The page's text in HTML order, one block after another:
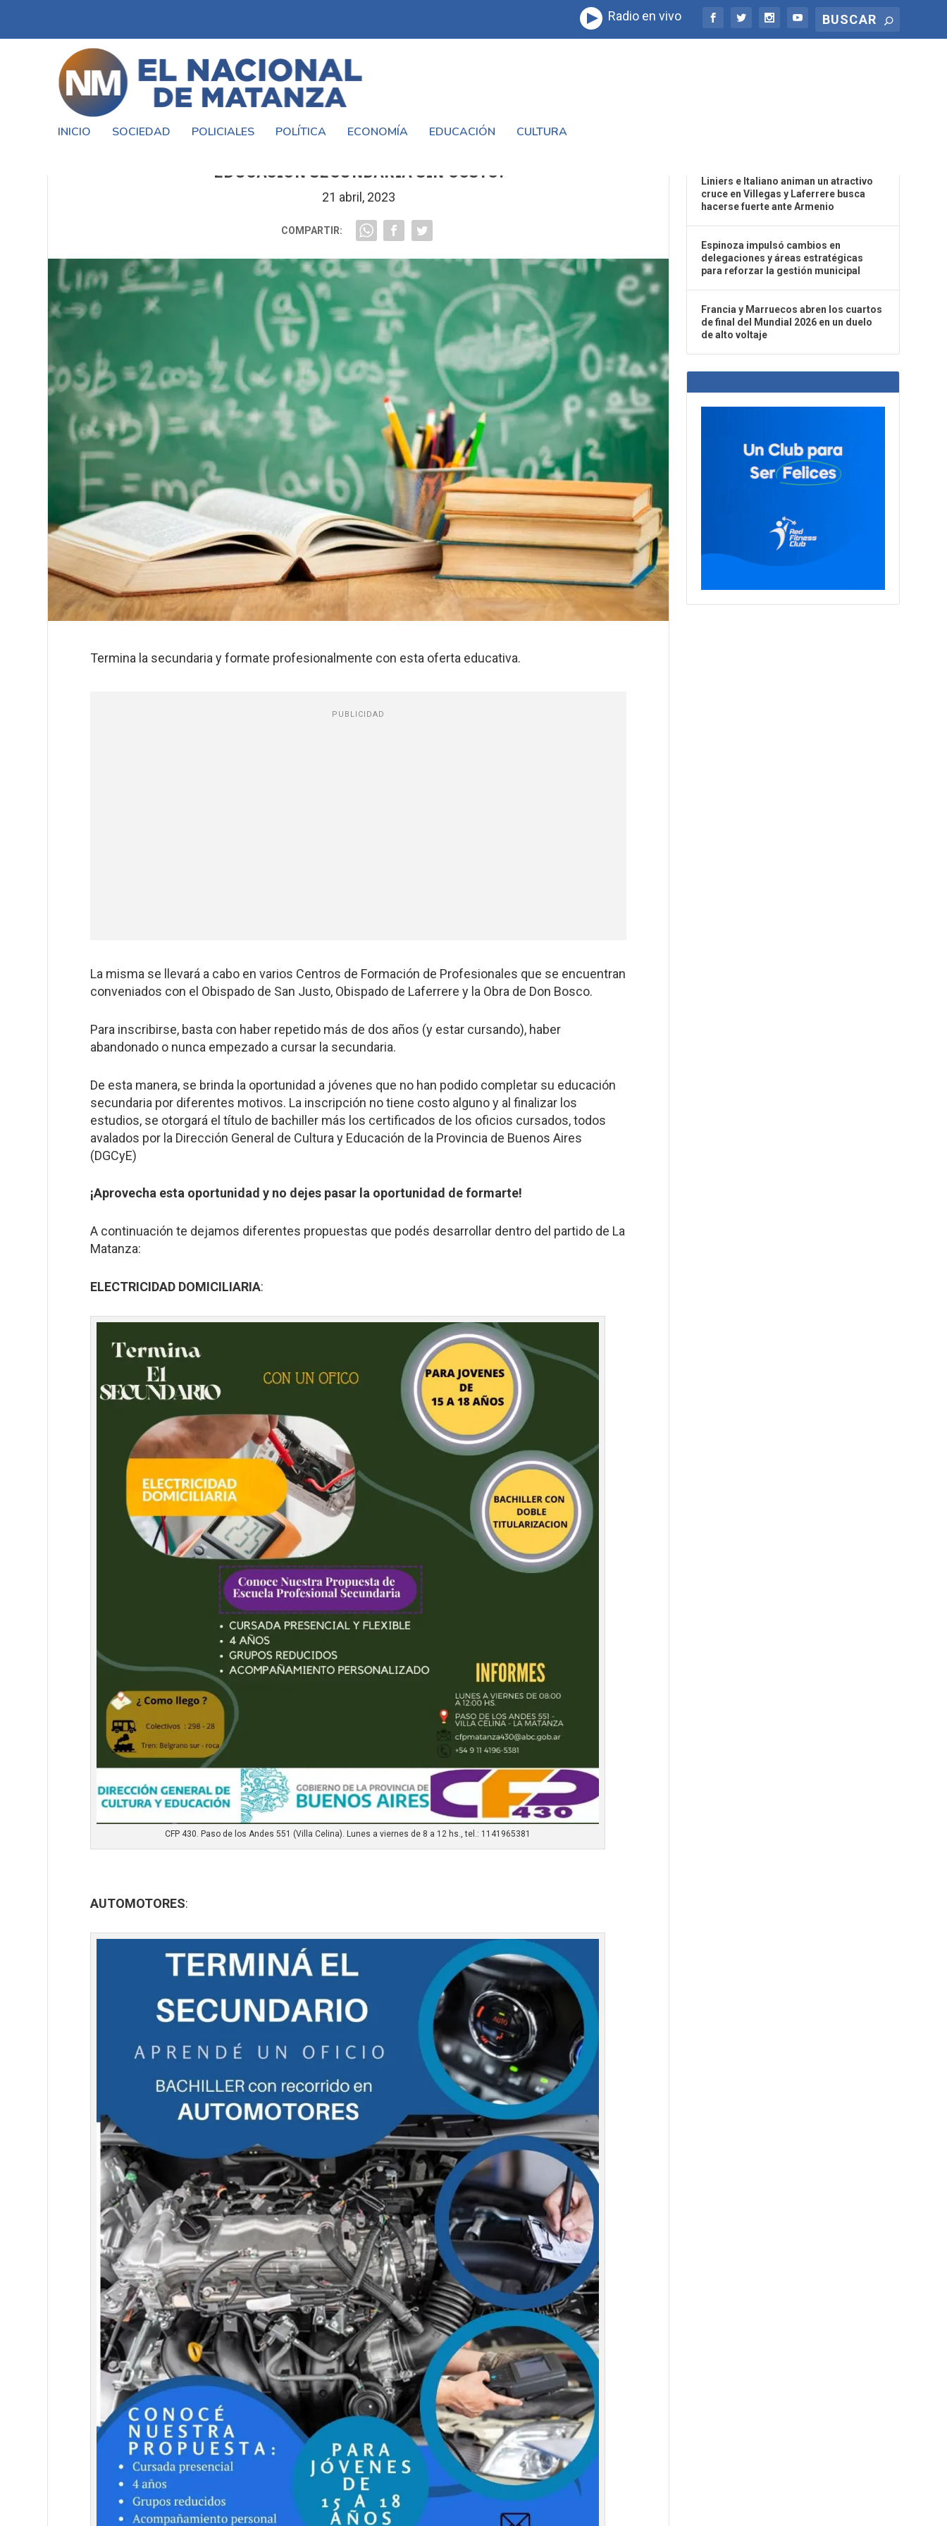
Radio en vivo
INICIO SOCIEDAD POLICIALES POLÍTICA ECONOMÍA EDUCACIÓN CULTURA
EDUCACIÓN SECUNDARIA SIN COSTO!
21 abril, 2023
COMPARTIR:
Termina la secundaria y formate profesionalmente con esta oferta educativa.
PUBLICIDAD
La misma se llevará a cabo en varios Centros de Formación de Profesionales que se encuentran
conveniados con el Obispado de San Justo, Obispado de Laferrere y la Obra de Don Bosco.
Para inscribirse, basta con haber repetido más de dos años (y estar cursando), haber
abandonado o nunca empezado a cursar la secundaria.
De esta manera, se brinda la oportunidad a jóvenes que no han podido completar su educación
secundaria por diferentes motivos. La inscripción no tiene costo alguno y al finalizar los
estudios, se otorgará el título de bachiller más los certificados de los oficios cursados, todos
avalados por la Dirección General de Cultura y Educación de la Provincia de Buenos Aires
(DGCyE)
¡Aprovecha esta oportunidad y no dejes pasar la oportunidad de formarte!
A continuación te dejamos diferentes propuestas que podés desarrollar dentro del partido de La
Matanza:
ELECTRICIDAD DOMICILIARIA:
CFP 430. Paso de los Andes 551 (Villa Celina). Lunes a viernes de 8 a 12 hs., tel.: 1141965381
AUTOMOTORES:
Liniers e Italiano animan un atractivo
cruce en Villegas y Laferrere busca
hacerse fuerte ante Armenio
Espinoza impulsó cambios en
delegaciones y áreas estratégicas
para reforzar la gestión municipal
Francia y Marruecos abren los cuartos
de final del Mundial 2026 en un duelo
de alto voltaje